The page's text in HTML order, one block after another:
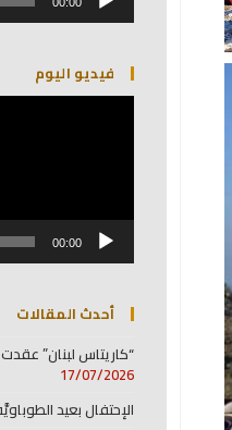
الصوت
فيديو اليوم
مشغل
00:00
أحدث المقالات
“كاريتاس لبنان”
17/07/2026
الإحتفال بعيد